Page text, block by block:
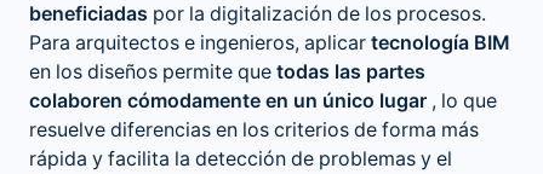
beneficiadas por la digitalización de los procesos.
Para arquitectos e ingenieros, aplicar tecnología BIM
en los diseños permite que todas las partes
colaboren cómodamente en un único lugar , lo que
resuelve diferencias en los criterios de forma más
rápida y facilita la detección de problemas y el